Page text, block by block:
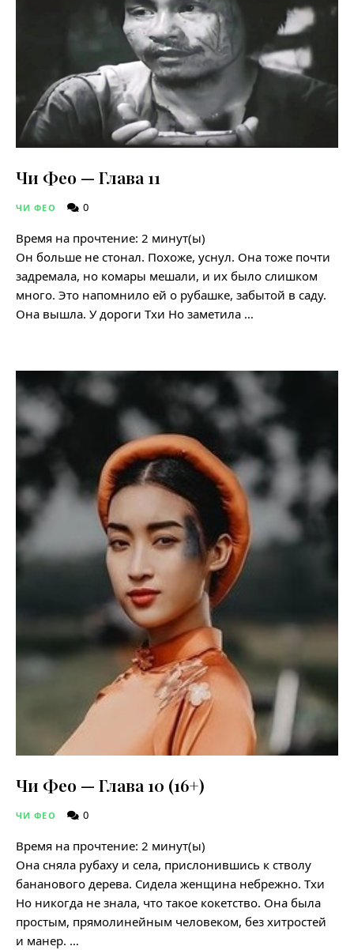
Чи Фео — Глава 11
ЧИ ФЕО 0
Время на прочтение: 2 минут(ы)
Он больше не стонал. Похоже, уснул. Она тоже почти
задремала, но комары мешали, и их было слишком
много. Это напомнило ей о рубашке, забытой в саду.
Она вышла. У дороги Тхи Но заметила …
Чи Фео — Глава 10 (16+)
ЧИ ФЕО 0
Время на прочтение: 2 минут(ы)
Она сняла рубаху и села, прислонившись к стволу
бананового дерева. Сидела женщина небрежно. Тхи
Но никогда не знала, что такое кокетство. Она была
простым, прямолинейным человеком, без хитростей
и манер. …